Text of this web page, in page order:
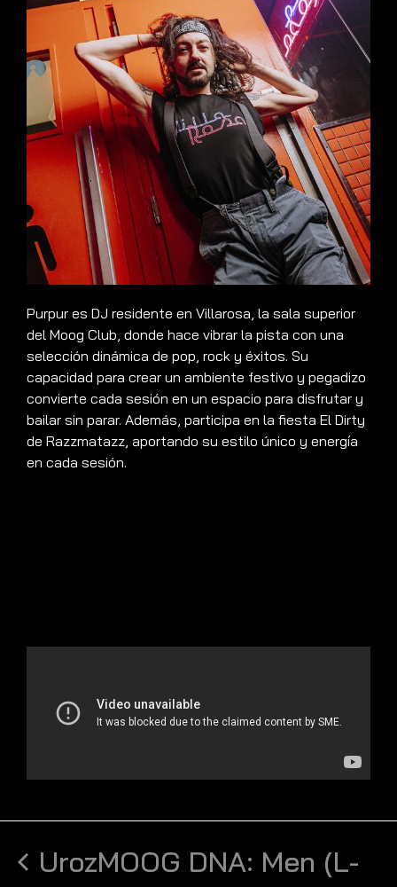
Purpur es DJ residente en Villarosa, la sala superior
del Moog Club, donde hace vibrar la pista con una
selección dinámica de pop, rock y éxitos. Su
capacidad para crear un ambiente festivo y pegadizo
convierte cada sesión en un espacio para disfrutar y
bailar sin parar. Además, participa en la fiesta El Dirty
de Razzmatazz, aportando su estilo único y energía
en cada sesión.
UrozMOOG DNA: Men (L-